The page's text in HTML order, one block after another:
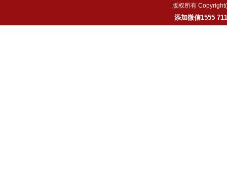
版权所有
添加微信1555